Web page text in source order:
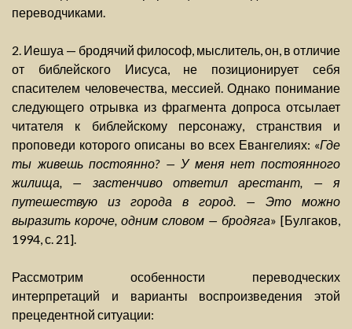
переводчиками.
2. Иешуа — бродячий философ, мыслитель, он, в отличие
от библейского Иисуса, не позиционирует себя
спасителем человечества, мессией. Однако понимание
следующего отрывка из фрагмента допроса отсылает
читателя к библейскому персонажу, странствия и
проповеди которого описаны во всех Евангелиях: «Где
ты живешь постоянно? — У меня нет постоянного
жилища, — застенчиво ответил арестант, — я
путешествую из города в город. — Это можно
выразить короче, одним словом — бродяга» [Булгаков,
1994, с. 21].
Рассмотрим особенности переводческих
интерпретаций и варианты воспроизведения этой
прецедентной ситуации: